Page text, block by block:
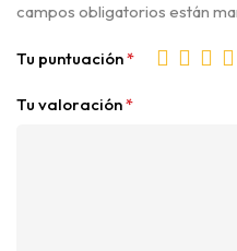
campos obligatorios están
Tu puntuación*
Tu valoración*